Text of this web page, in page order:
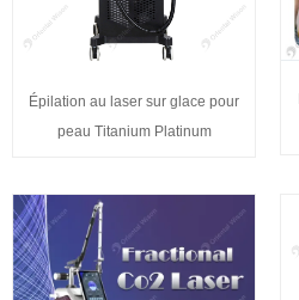
Épilation au laser sur glace pour
peau Titanium Platinum